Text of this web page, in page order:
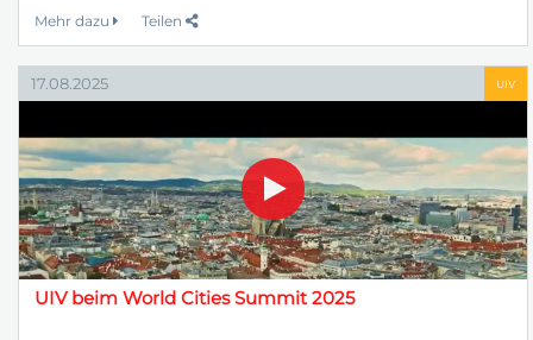
Mehr dazu Teilen
17.08.2025 UIV
UIV beim World Cities Summit 2025